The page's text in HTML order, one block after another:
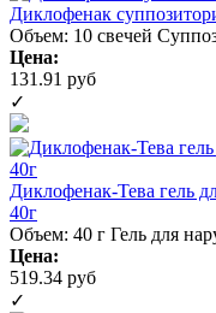
Диклофенак
Объем: 10 свечей
Цена:
131.91 руб
✓
Диклофенак-Тева гель
40г
Объем: 40 г Гель для
Цена:
519.34 руб
✓